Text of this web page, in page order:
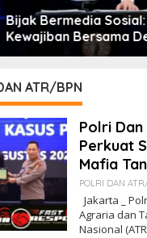
Sosial:
Bersama Demi
Diri dan
ATR/BPN
Polri
Perkuat
Mafia
POLRI DAN
Jakarta _
Agraria dan
Nasional